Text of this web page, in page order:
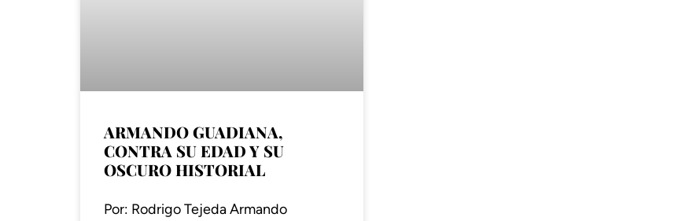
ARMANDO GUADIANA,
CONTRA SU EDAD Y SU
OSCURO HISTORIAL
Por: Rodrigo Tejeda Armando